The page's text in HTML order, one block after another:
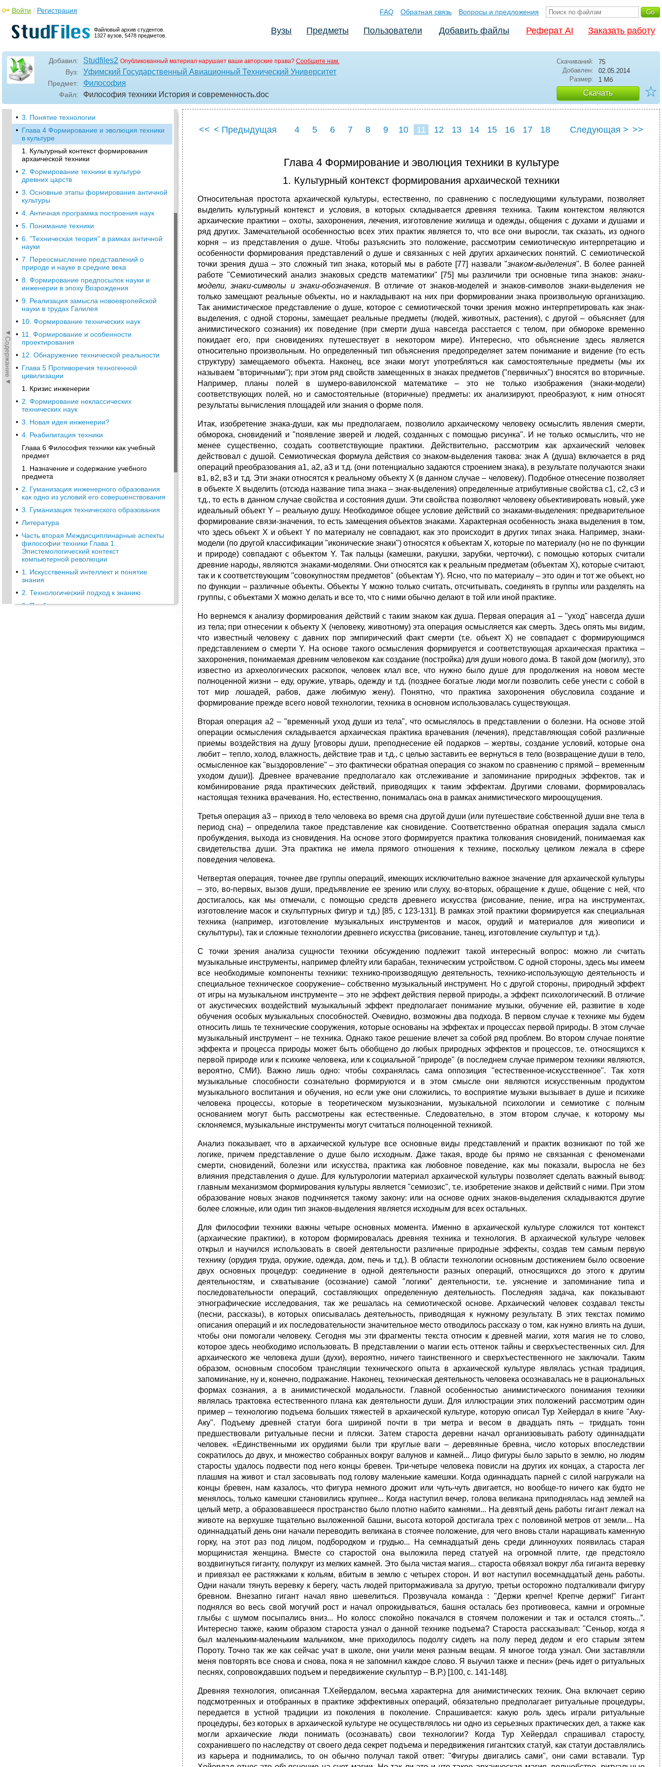
Файловый архив студентов.
1327 вузов, 5478 предметов.
Войти / Регистрация FAQ Обратная связь Вопросы и предложения
Вузы Предметы Пользователи Добавить файлы Реферат AI Заказать работу
Добавил: Studfiles2 Опубликованный материал нарушает ваши авторские права? Сообщите нам.
Вуз: Уфимский Государственный Авиационный Технический Университет
Предмет: Философия
Файл: Философия техники История и современность.doc
Скачиваний:
75
Добавлен:
02.05.2014
Размер:
1 Мб
Скачать ☆
◄Содержание◄
• Глава 2 Подход, методы изучения
1. Основные положения, определяющие
авторский подход
• 3. Специфические формы рефлексии
понятий существование и реальность
• Глава 3 Сущность и природа техники
1. Cущностные характеристики техники
• 2. Природа техники
• 3. Понятие технологии
• Глава 4 Формирование и эволюция техники
в культуре
1. Культурный контекст формирования
архаической техники
• 2. Формирование техники в культуре
древних царств
• 3. Основные этапы формирования античной
культуры
• 4. Античная программа построения наук
• 5. Понимание техники
• 6. "Техническая теория" в рамках античной
науки
• 7. Переосмысление представлений о
природе и науке в средние века
• 8. Формирование предпосылок науки и
инженерии в эпоху Возрождения
• 9. Реализация замысла новоевропейской
науки в трудах Галилея
• 10. Формирование технических наук
• 11. Формирование и особенности
проектирования
• 12. Обнаружение технической реальности
• Глава 5 Противоречия техногенной
цивилизации
1. Кризис инженерии
• 2. Формирование неклассических
технических наук
• 3. Новая идея инженерии?
• 4. Реабилитация техники
Глава 6 Философия техники как учебный
предмет
1. Назначение и содержание учебного
предмета
• 2. Гуманизация инженерного образования
как одно из условий его совершенствования
• 3. Гуманизация технического образования
• Литература
• Часть вторая Междисциплинарные аспекты
философии техники Глава 1
Эпистемологический контекст
компьютерной революции
• 1. Искусственный интеллект и понятие
знания
• 2. Технологический подход к знанию
• 3. Проблема истинности знания
<< < Предыдущая 4 5 6 7 8 9 10 11 12 13 14 15 16 17
18
Следующая > >>
Глава 4 Формирование и эволюция техники в культуре
1. Культурный контекст формирования архаической техники
Относительная простота архаической культуры, естественно, по сравнению с последующими культурами, позволяет
выделить культурный контекст и условия, в которых складывается древняя техника. Таким контекстом являются
архаические практики – охоты, захоронения, лечения, изготовление жилища и одежды, общения с духами и душами и
ряд других. Замечательной особенностью всех этих практик является то, что все они выросли, так сказать, из одного
корня – из представления о душе. Чтобы разъяснить это положение, рассмотрим семиотическую интерпретацию и
особенности формирования представлений о душе и связанных с ней других архаических понятий. С семиотической
точки зрения душа – это сложный тип знака, который мы в работе [77] назвали "знаком-выделения". В более ранней
работе "Семиотический анализ знаковых средств математики" [75] мы различили три основные типа знаков: знаки-
модели, знаки-символы и знаки-обозначения. В отличие от знаков-моделей и знаков-символов знаки-выделения не
только замещают реальные объекты, но и накладывают на них при формировании знака произвольную организацию.
Так анимистическое представление о душе, которое с семиотической точки зрения можно интерпретировать как знак-
выделения, с одной стороны, замещает реальные предметы (людей, животных, растения), с другой – объясняет (для
анимистического сознания) их поведение (при смерти душа навсегда расстается с телом, при обмороке временно
покидает его, при сновидениях путешествует в некотором мире). Интересно, что объяснение здесь является
относительно произвольным. Но определенный тип объяснения предопределяет затем понимание и видение (то есть
структуру) замещаемого объекта. Наконец, все знаки могут употребляться как самостоятельные предметы (мы их
называем "вторичными"); при этом ряд свойств замещенных в знаках предметов ("первичных") вносятся во вторичные.
Например, планы полей в шумеро-вавилонской математике – это не только изображения (знаки-модели)
соответствующих полей, но и самостоятельные (вторичные) предметы: их анализируют, преобразуют, к ним относят
результаты вычисления площадей или знания о форме поля.
Итак, изобретение знака-души, как мы предполагаем, позволило архаическому человеку осмыслить явления смерти,
обморока, сновидений и "появление зверей и людей, созданных с помощью рисунка". И не только осмыслить, что не
менее существенно, создать соответствующие практики. Действительно, рассмотрим как архаический человек
действовал с душой. Семиотическая формула действия со знаком-выделения такова: знак А (душа) включается в ряд
операций преобразования а1, а2, а3 и т.д. (они потенциально задаются строением знака), в результате получаются знаки
в1, в2, в3 и т.д. Эти знаки относятся к реальному объекту Х (в данном случае – человеку). Подобное отнесение позволяет
в объекте Х выделить (отсюда название типа знака – знак-выделения) определенные атрибутивные свойства с1, с2, с3 и
т.д., то есть в данном случае свойства и состояния души. Эти свойства позволяют человеку объективировать новый, уже
идеальный объект Y – реальную душу. Необходимое общее условие действий со знаками-выделения: предварительное
формирование связи-значения, то есть замещения объектов знаками. Характерная особенность знака выделения в том,
что здесь объект Х и объект Y по материалу не совпадают, как это происходит в других типах знака. Например, знаки-
модели (по другой классификации "иконические знаки") относятся к объектам Х, которые по материалу (но не по функции
и природе) совпадают с объектом Y. Так пальцы (камешки, ракушки, зарубки, черточки), с помощью которых считали
древние народы, являются знаками-моделями. Они относятся как к реальным предметам (объектам Х), которые считают,
так и к соответствующим "совокупностям предметов" (объектам Y). Ясно, что по материалу – это один и тот же объект, но
по функции – различные объекты. Объекты Y можно только считать, отсчитывать, соединять в группы или разделять на
группы, с объектами Х можно делать и все то, что с ними обычно делают в той или иной практике.
Но вернемся к анализу формирования действий с таким знаком как душа. Первая операция а1 – "уход" навсегда души
из тела; при отнесении к объекту Х (человеку, животному) эта операция осмысляется как смерть. Здесь опять мы видим,
что известный человеку с давних пор эмпирический факт смерти (т.е. объект Х) не совпадает с формирующимся
представлением о смерти Y. На основе такого осмысления формируется и соответствующая архаическая практика –
захоронения, понимаемая древним человеком как создание (постройка) для души нового дома. В такой дом (могилу), это
известно из археологических раскопок, человек клал все, что нужно было душе для продолжения на новом месте
полноценной жизни – еду, оружие, утварь, одежду и т.д. (позднее богатые люди могли позволить себе унести с собой в
тот мир лошадей, рабов, даже любимую жену). Понятно, что практика захоронения обусловила создание и
формирование прежде всего новой технологии, техника в основном использовалась существующая.
Вторая операция а2 – "временный уход души из тела", что осмыслялось в представлении о болезни. На основе этой
операции осмысления складывается архаическая практика врачевания (лечения), представляющая собой различные
приемы воздействия на душу [уговоры души, преподнесение ей подарков – жертвы, создание условий, которые она
любит – тепло, холод, влажность, действие трав и т.д., с целью заставить ее вернуться в тело (возвращение души в тело,
осмысленное как "выздоровление" – это фактически обратная операция со знаком по сравнению с прямой – временным
уходом души)]. Древнее врачевание предполагало как отслеживание и запоминание природных эффектов, так и
комбинирование ряда практических действий, приводящих к таким эффектам. Другими словами, формировалась
настоящая техника врачевания. Но, естественно, понималась она в рамках анимистического мироощущения.
Третья операция а3 – приход в тело человека во время сна другой души (или путешествие собственной души вне тела в
период сна) – определила такое представление как сновидение. Соответственно обратная операция задала смысл
пробуждения, выхода из сновидения. На основе этого формируется практика толкования сновидений, понимаемая как
свидетельства души. Эта практика не имела прямого отношения к технике, поскольку целиком лежала в сфере
поведения человека.
Четвертая операция, точнее две группы операций, имеющих исключительно важное значение для архаической культуры
– это, во-первых, вызов души, предъявление ее зрению или слуху, во-вторых, обращение к душе, общение с ней, что
достигалось, как мы отмечали, с помощью средств древнего искусства (рисование, пение, игра на инструментах,
изготовление масок и скульптурных фигур и т.д.) [85, с 123-131]. В рамках этой практики формируется как специальная
техника (например, изготовление музыкальных инструментов и масок, орудий и материалов для живописи и
скульптуры), так и сложные технологии древнего искусства (рисование, танец, изготовление скульптур и т.д.).
С точки зрения анализа сущности техники обсуждению подлежит такой интересный вопрос: можно ли считать
музыкальные инструменты, например флейту или барабан, техническим устройством. С одной стороны, здесь мы имеем
все необходимые компоненты техники: технико-производящую деятельность, технико-использующую деятельность и
специальное техническое сооружение– собственно музыкальный инструмент. Но с другой стороны, природный эффект
от игры на музыкальном инструменте – это не эффект действия первой природы, а эффект психологический. В отличие
от акустических воздействий музыкальный эффект предполагает понимание музыки, обучение ей, развитие в ходе
обучения особых музыкальных способностей. Очевидно, возможны два подхода. В первом случае к технике мы будем
относить лишь те технические сооружения, которые основаны на эффектах и процессах первой природы. В этом случае
музыкальный инструмент – не техника. Однако такое решение влечет за собой ряд проблем. Во втором случае понятие
эффекта и процесса природы может быть обобщено до любых природных эффектов и процессов, т.е. относящихся к
первой природе или к психике человека, или к социальной "природе" (в последнем случае примером техники являются,
вероятно, СМИ). Важно лишь одно: чтобы сохранялась сама оппозиция "естественное-искусственное". Так хотя
музыкальные способности сознательно формируются и в этом смысле они являются искусственным продуктом
музыкального воспитания и обучения, но если уже они сложились, то восприятие музыки вызывает в душе и психике
человека процессы, которые в теоретическом музыкознании, музыкальной психологии и семиотике с полным
основанием могут быть рассмотрены как естественные. Следовательно, в этом втором случае, к которому мы
склоняемся, музыкальные инструменты могут считаться полноценной техникой.
Анализ показывает, что в архаической культуре все основные виды представлений и практик возникают по той же
логике, причем представление о душе было исходным. Даже такая, вроде бы прямо не связанная с феноменами
смерти, сновидений, болезни или искусства, практика как любовное поведение, как мы показали, выросла не без
влияния представления о душе. Для культурологии материал архаической культуры позволяет сделать важный вывод:
главным механизмом формирования культуры является "семиозис", т.е. изобретение знаков и действий с ними. При этом
образование новых знаков подчиняется такому закону: или на основе одних знаков-выделения складываются другие
более сложные, или один тип знаков-выделения является исходным для всех остальных.
Для философии техники важны четыре основных момента. Именно в архаической культуре сложился тот контекст
(архаические практики), в котором формировалась древняя техника и технология. В архаической культуре человек
открыл и научился использовать в своей деятельности различные природные эффекты, создав тем самым первую
технику (орудия труда, оружие, одежда, дом, печь и т.д.). В области технологии основным достижением было освоение
двух основных процедур: соединение в одной деятельности разных операций, относящихся до этого к другим
деятельностям, и схватывание (осознание) самой "логики" деятельности, т.е. уяснение и запоминание типа и
последовательности операций, составляющих определенную деятельность. Последняя задача, как показывают
этнографические исследования, так же решалась на семиотической основе. Архаический человек создавал тексты
(песни, рассказы), в которых описывалась деятельность, приводящая к нужному результату. В этих текстах помимо
описания операций и их последовательности значительное место отводилось рассказу о том, как нужно влиять на души,
чтобы они помогали человеку. Сегодня мы эти фрагменты текста относим к древней магии, хотя магия не то слово,
которое здесь необходимо использовать. В представлении о магии есть оттенок тайны и сверхъестественных сил. Для
архаического же человека души (духи), вероятно, ничего таинственного и сверхъестественного не заключали. Таким
образом, основным способом трансляции технического опыта в архаической культуре являлась устная традиция,
запоминание, ну и, конечно, подражание. Наконец, техническая деятельность человека осознавалась не в рациональных
формах сознания, а в анимистической модальности. Главной особенностью анимистического понимания техники
являлась трактовка естественного плана как деятельности души. Для иллюстрации этих положений рассмотрим один
пример – технологию подъема больших тяжестей в архаической культуре, которую описал Тур Хейердал в книге "Аку-
Аку". Подъему древней статуи бога шириной почти в три метра и весом в двадцать пять – тридцать тонн
предшествовали ритуальные песни и пляски. Затем староста деревни начал организовывать работу одиннадцати
человек. «Единственными их орудиями были три круглые ваги – деревянные бревна, число которых впоследствии
сократилось до двух, и множество собранных вокруг валунов и камней... Лицо фигуры было зарыто в землю, но людям
старосты удалось подвести под него концы бревен. Три-четыре человека повисли на других их концах, а староста лег
плашмя на живот и стал засовывать под голову маленькие камешки. Когда одиннадцать парней с силой нагружали на
концы бревен, нам казалось, что фигура немного дрожит или чуть-чуть двигается, но вообще-то ничего как будто не
менялось, только камешки становились крупнее... Когда наступил вечер, голова великана приподнялась над землей на
целый метр, а образовавшееся пространство было плотно набито камнями... На девятый день работы гигант лежал на
животе на верхушке тщательно выложенной башни, высота которой достигала трех с половиной метров от земли... На
одиннадцатый день они начали переводить великана в стоячее положение, для чего вновь стали наращивать каменную
горку, на этот раз под лицом, подбородком и грудью... На семнадцатый день среди длинноухих появилась старая
морщинистая женщина. Вместе со старостой она выложила перед статуей на огромной плите, где предстояло
воздвигнуться гиганту, полукруг из мелких камней. Это была чистая магия... староста обвязал вокруг лба гиганта веревку
и привязал ее растяжками к кольям, вбитым в землю с четырех сторон. И вот наступил восемнадцатый день работы.
Одни начали тянуть веревку к берегу, часть людей притормаживала за другую, третьи осторожно подталкивали фигуру
бревном. Внезапно гигант начал явно шевелиться. Прозвучала команда : "Держи крепче! Крепче держи!" Гигант
поднялся во весь свой могучий рост и начал опрокидываться, башня осталась без противовеса, камни и огромные
глыбы с шумом посыпались вниз... Но колосс спокойно покачался в стоячем положении и так и остался стоять...”.
Интересно также, каким образом староста узнал о данной технике подъема? Староста рассказывал: "Сеньор, когда я
был маленьким-маленьким мальчиком, мне приходилось подолгу сидеть на полу перед дедом и его старым зятем
Пороту. Точно так же как сейчас учат в школе, они учили меня разным вещам. Я многое тогда узнал. Они заставляли
меня повторять все снова и снова, пока я не запомнил каждое слово. Я выучил также и песни» (речь идет о ритуальных
песнях, сопровождавших подъем и передвижение скульптур – В.Р.) [100, с. 141-148].
Древняя технология, описанная Т.Хейердалом, весьма характерна для анимистических техник. Она включает серию
подсмотренных и отобранных в практике эффективных операций, обязательно предполагает ритуальные процедуры,
передается в устной традиции из поколения в поколение. Спрашивается: какую роль здесь играли ритуальные
процедуры, без которых в архаической культуре не осуществлялось ни одно из серьезных практических дел, а также как
могли архаические люди понимать (осознавать) свои технологии? Когда Тур Хейердал спрашивал старосту,
сохранившего по наследству от своего деда секрет подъема и передвижения гигантских статуй, как статуи доставлялись
из карьера и поднимались, то он обычно получал такой ответ: "Фигуры двигались сами", они сами вставали. Тур